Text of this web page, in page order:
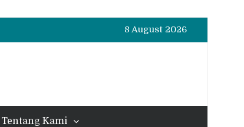
8 August 2026
Tentang Kami